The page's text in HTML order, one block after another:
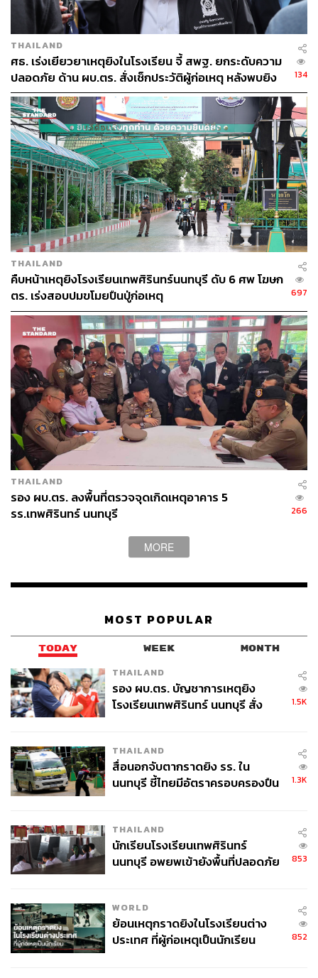
THAILAND
ศธ. เร่งเยียวยาเหตุยิงในโรงเรียน จี้ สพฐ. ยกระดับความ
ปลอดภัย ด้าน ผบ.ตร. สั่งเช็กประวัติผู้ก่อเหตุ หลังพบยิง
จุดตายแม่นยำ
134
THAILAND
คืบหน้าเหตุยิงโรงเรียนเทพศิรินทร์นนทบุรี ดับ 6 ศพ โฆษก
ตร. เร่งสอบปมขโมยปืนปู่ก่อเหตุ
697
THAILAND
รอง ผบ.ตร. ลงพื้นที่ตรวจจุดเกิดเหตุอาคาร 5
รร.เทพศิรินทร์ นนทบุรี
266
MORE
MOST POPULAR
TODAY WEEK MONTH
THAILAND
รอง ผบ.ตร. บัญชาการเหตุยิง
โรงเรียนเทพศิรินทร์ นนทบุรี สั่ง
1.5K
THAILAND
สื่อนอกจับตากราดยิง รร. ใน
นนทบุรี ชี้ไทยมีอัตราครอบครองปืน
1.3K
THAILAND
นักเรียนโรงเรียนเทพศิรินทร์
นนทบุรี อพยพเข้ายังพื้นที่ปลอดภัย
853
WORLD
ย้อนเหตุกราดยิงในโรงเรียนต่าง
ประเทศ ที่ผู้ก่อเหตุเป็นนักเรียน
852